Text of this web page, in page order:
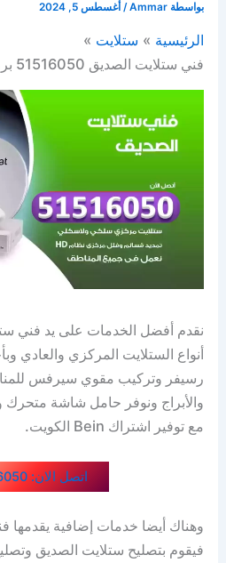
بواسطة Ammar
/ أغسطس 5, 2024
الرئيسية
ستلايت
فني ستلايت الصديق 51516050 برمجة رسيفرات رخيص
نقدم أفضل الخدمات على يد فني
أنواع الستلايت المركزي والعادي
رسيفر وتركيب مقوي سيرفس للمناطق
والأبراج ونوفر حامل شاشة متحرك
مع توفير اشتراك Bein الكويت.
اتصل الان: 51516050
وهناك أيضا خدمات إضافية يقدمها
فيقوم بتصليح ستلايت الصديق